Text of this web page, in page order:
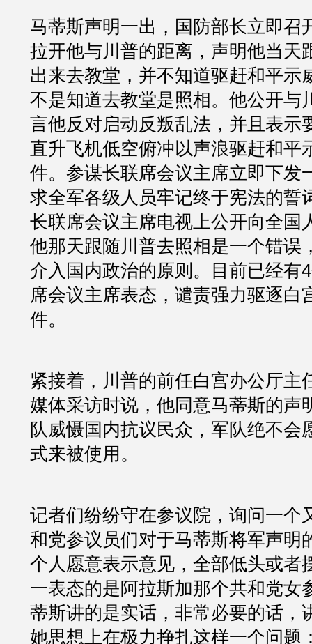
马蒂斯声明一出，国防部长立即召
拉开他与川普的距离，声明他当天
出来去教堂，并不知道驱赶和平示
不是知道去教堂是照相。他公开与
言他反对启动反叛乱法，并且表示
直升飞机低空俯冲以声浪驱赶和平
件。参谋长联席会议主席立即下发
求全军各级人员牢记终于宪法的誓
长联席会议主席电视上公开向全国
他那天跟随川普去照相是一个错误
介入国内政治的原则。目前已经有
席会议主席表态，谴责强力驱逐白
件。
紧接着，川普的前任白宫办公厅主
媒体采访时说，他同意马蒂斯的声
队威慑国内抗议民众，军队绝不会
式来被使用。
记者们纷纷守在参议院，询问一个
和党参议员们对于马蒂斯将军声明
个人愿意表示意见，全部低头或者
一表态的是阿拉斯加那个共和党女
蒂斯讲的是实话，非常必要的话，
她思想上在极力挣扎这样一个问题